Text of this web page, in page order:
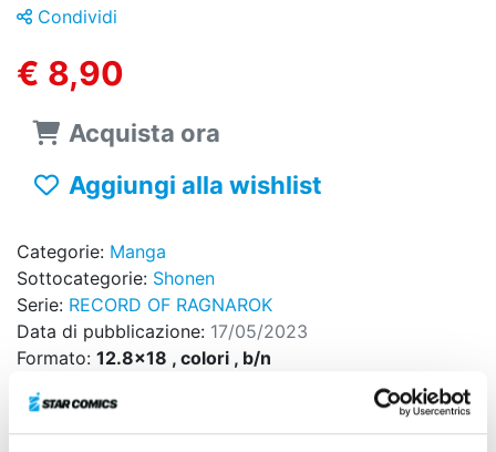
Condividi
€ 8,90
Acquista ora
Aggiungi alla wishlist
Categorie: Manga
Sottocategorie: Shonen
Serie: RECORD OF RAGNAROK
Data di pubblicazione: 17/05/2023
Formato: 12.8x18 , colori , b/n
Brossurato
Sovraccoperta